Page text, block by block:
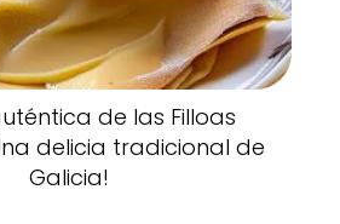
de las Filloas
delicia tradicional de
Galicia!